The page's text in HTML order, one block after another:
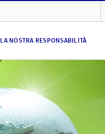
LA NOSTRA RESPONSABILITÀ